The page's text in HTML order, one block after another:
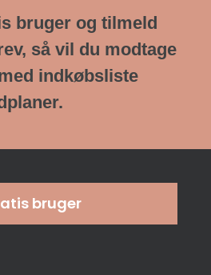
bruger og tilmeld
så vil du modtage
indkøbsliste
bruger